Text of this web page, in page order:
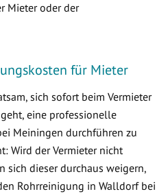
Mieter oder der
für Mieter
sich sofort beim Vermieter
eine professionelle
Meiningen durchführen zu
Wird der Vermieter nicht
sich dieser durchaus weigern,
Rohrreinigung in Walldorf bei